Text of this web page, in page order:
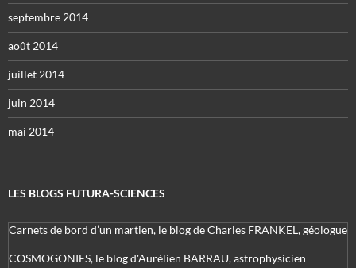
septembre 2014
août 2014
juillet 2014
juin 2014
mai 2014
LES BLOGS FUTURA-SCIENCES
Carnets de bord d’un martien, le blog de Charles FRANKEL, géologue
COSMOGONIES, le blog d'Aurélien BARRAU, astrophysicien